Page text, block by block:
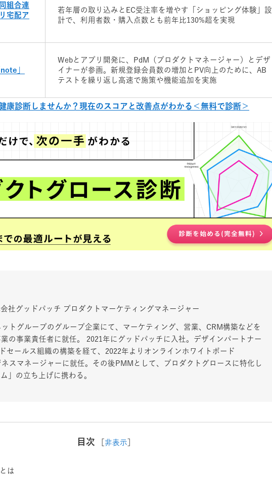
組合連
宅配ア
若年層の取り込みとEC受注率を増やす「ショッピング体験」設
計で、利用者数・購入点数とも前年比130%超を実現
」
Webとアプリ開発に、PdM（プロダクトマネージャー）とデザ
イナーが参画。新規登録会員数の増加とPV向上のために、AB
テストを繰り返し高速で施策や機能追加を実施
康診断しませんか？現在のスコアと改善点がわかる＜無料で診断＞
社グッドパッチ プロダクトマーケティングマネージャー
トグループのグループ企業にて、マーケティング、営業、CRM構築などを
の事業責任者に就任。 2021年にグッドパッチに入社。デザインパートナー
セールス組織の構築を経て、2022年よりオンラインホワイトボード
ネスマネージャーに就任。その後PMMとして、プロダクトグロースに特化し
」の立ち上げに携わる。
目次 非表示
は